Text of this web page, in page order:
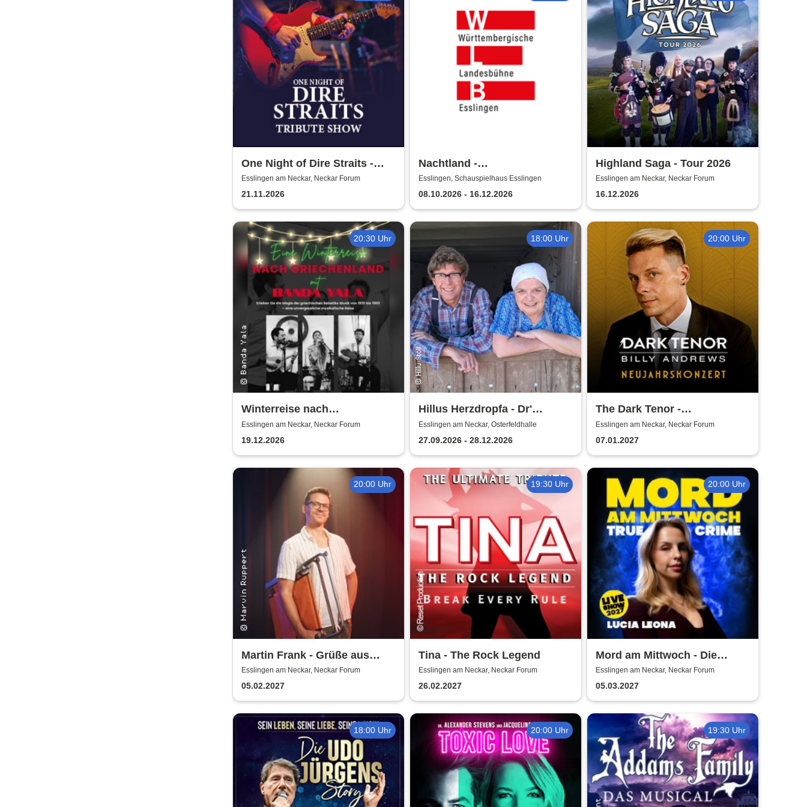
One Night of Dire Straits -
Tribute Show
Esslingen am Neckar, Neckar Forum
21.11.2026
Nachtland -
Württembergische
Landesbühne Esslingen
Esslingen, Schauspielhaus Esslingen
08.10.2026 - 16.12.2026
Highland Saga - Tour 2026
Esslingen am Neckar, Neckar Forum
16.12.2026
20:30 Uhr
Winterreise nach
Griechenland mit Banda Yala
Esslingen am Neckar, Neckar Forum
19.12.2026
18:00 Uhr
Hillus Herzdropfa - Dr'
normale Wahnsinn!
Esslingen am Neckar, Osterfeldhalle
27.09.2026 - 28.12.2026
20:00 Uhr
The Dark Tenor -
Neujahrskonzerte
Esslingen am Neckar, Neckar Forum
07.01.2027
20:00 Uhr
Martin Frank - Grüße aus
Allegro Süd
Esslingen am Neckar, Neckar Forum
05.02.2027
19:30 Uhr
Tina - The Rock Legend
Esslingen am Neckar, Neckar Forum
26.02.2027
20:00 Uhr
Mord am Mittwoch - Die
Crime Show 2027 - Lucia
Leona
Esslingen am Neckar, Neckar Forum
05.03.2027
18:00 Uhr 20:00 Uhr 19:30 Uhr